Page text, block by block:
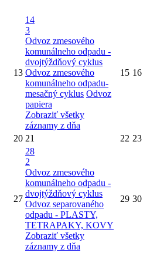
13
14
3
Odvoz zmesového
komunálneho odpadu -
dvojtýždňový cyklus
Odvoz zmesového
komunálneho odpadu-
mesačný cyklus Odvoz
papiera
Zobraziť všetky
záznamy z dňa
15 16
20 21 22 23
27
28
2
Odvoz zmesového
komunálneho odpadu -
dvojtýždňový cyklus
Odvoz separovaného
odpadu - PLASTY,
TETRAPAKY, KOVY
Zobraziť všetky
záznamy z dňa
29 30